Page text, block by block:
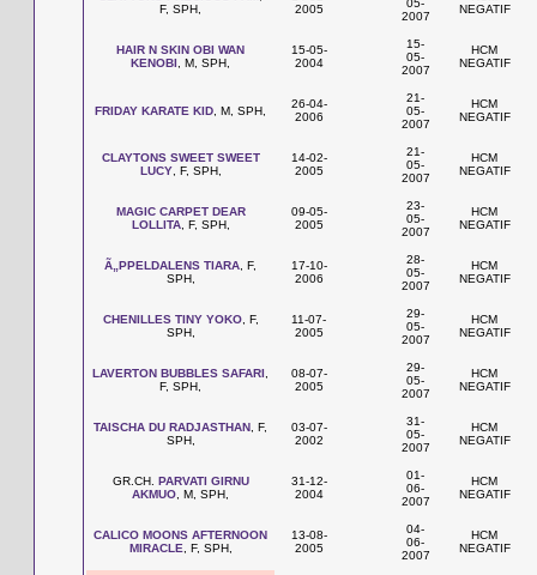
F, SPH,
2005
05-
2007
NEGATIF
HAIR N SKIN OBI WAN
KENOBI , M, SPH,
15-05-
2004
15-
05-
2007
HCM
NEGATIF
FRIDAY KARATE KID , M, SPH,
26-04-
2006
21-
05-
2007
HCM
NEGATIF
CLAYTONS SWEET SWEET
LUCY, F, SPH,
14-02-
2005
21-
05-
2007
HCM
NEGATIF
MAGIC CARPET DEAR
LOLLITA, F, SPH,
09-05-
2005
23-
05-
2007
HCM
NEGATIF
Ã„PPELDALENS TIARA , F,
SPH,
17-10-
2006
28-
05-
2007
HCM
NEGATIF
CHENILLES TINY YOKO, F,
SPH,
11-07-
2005
29-
05-
2007
HCM
NEGATIF
LAVERTON BUBBLES SAFARI
F, SPH,
08-07-
2005
29-
05-
2007
HCM
NEGATIF
TAISCHA DU RADJASTHAN , F,
SPH,
03-07-
2002
31-
05-
2007
HCM
NEGATIF
GR.CH. PARVATI GIRNU
AKMUO , M, SPH,
31-12-
2004
01-
06-
2007
HCM
NEGATIF
CALICO MOONS AFTERNOON
MIRACLE , F, SPH,
13-08-
2005
04-
06-
2007
HCM
NEGATIF